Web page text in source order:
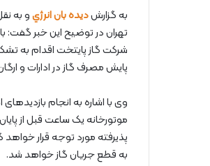
به گزارشدیده بان انرژيو به
تهران در توضیح این خبر گفت:
شرکت گاز پایتخت اقدام به
پایش مصرف گاز در ادارات و
موتورخانه یک ساعت قبل از
پذیرفته مورد توجه قرار
به قطع جريان گاز خواهد شد.